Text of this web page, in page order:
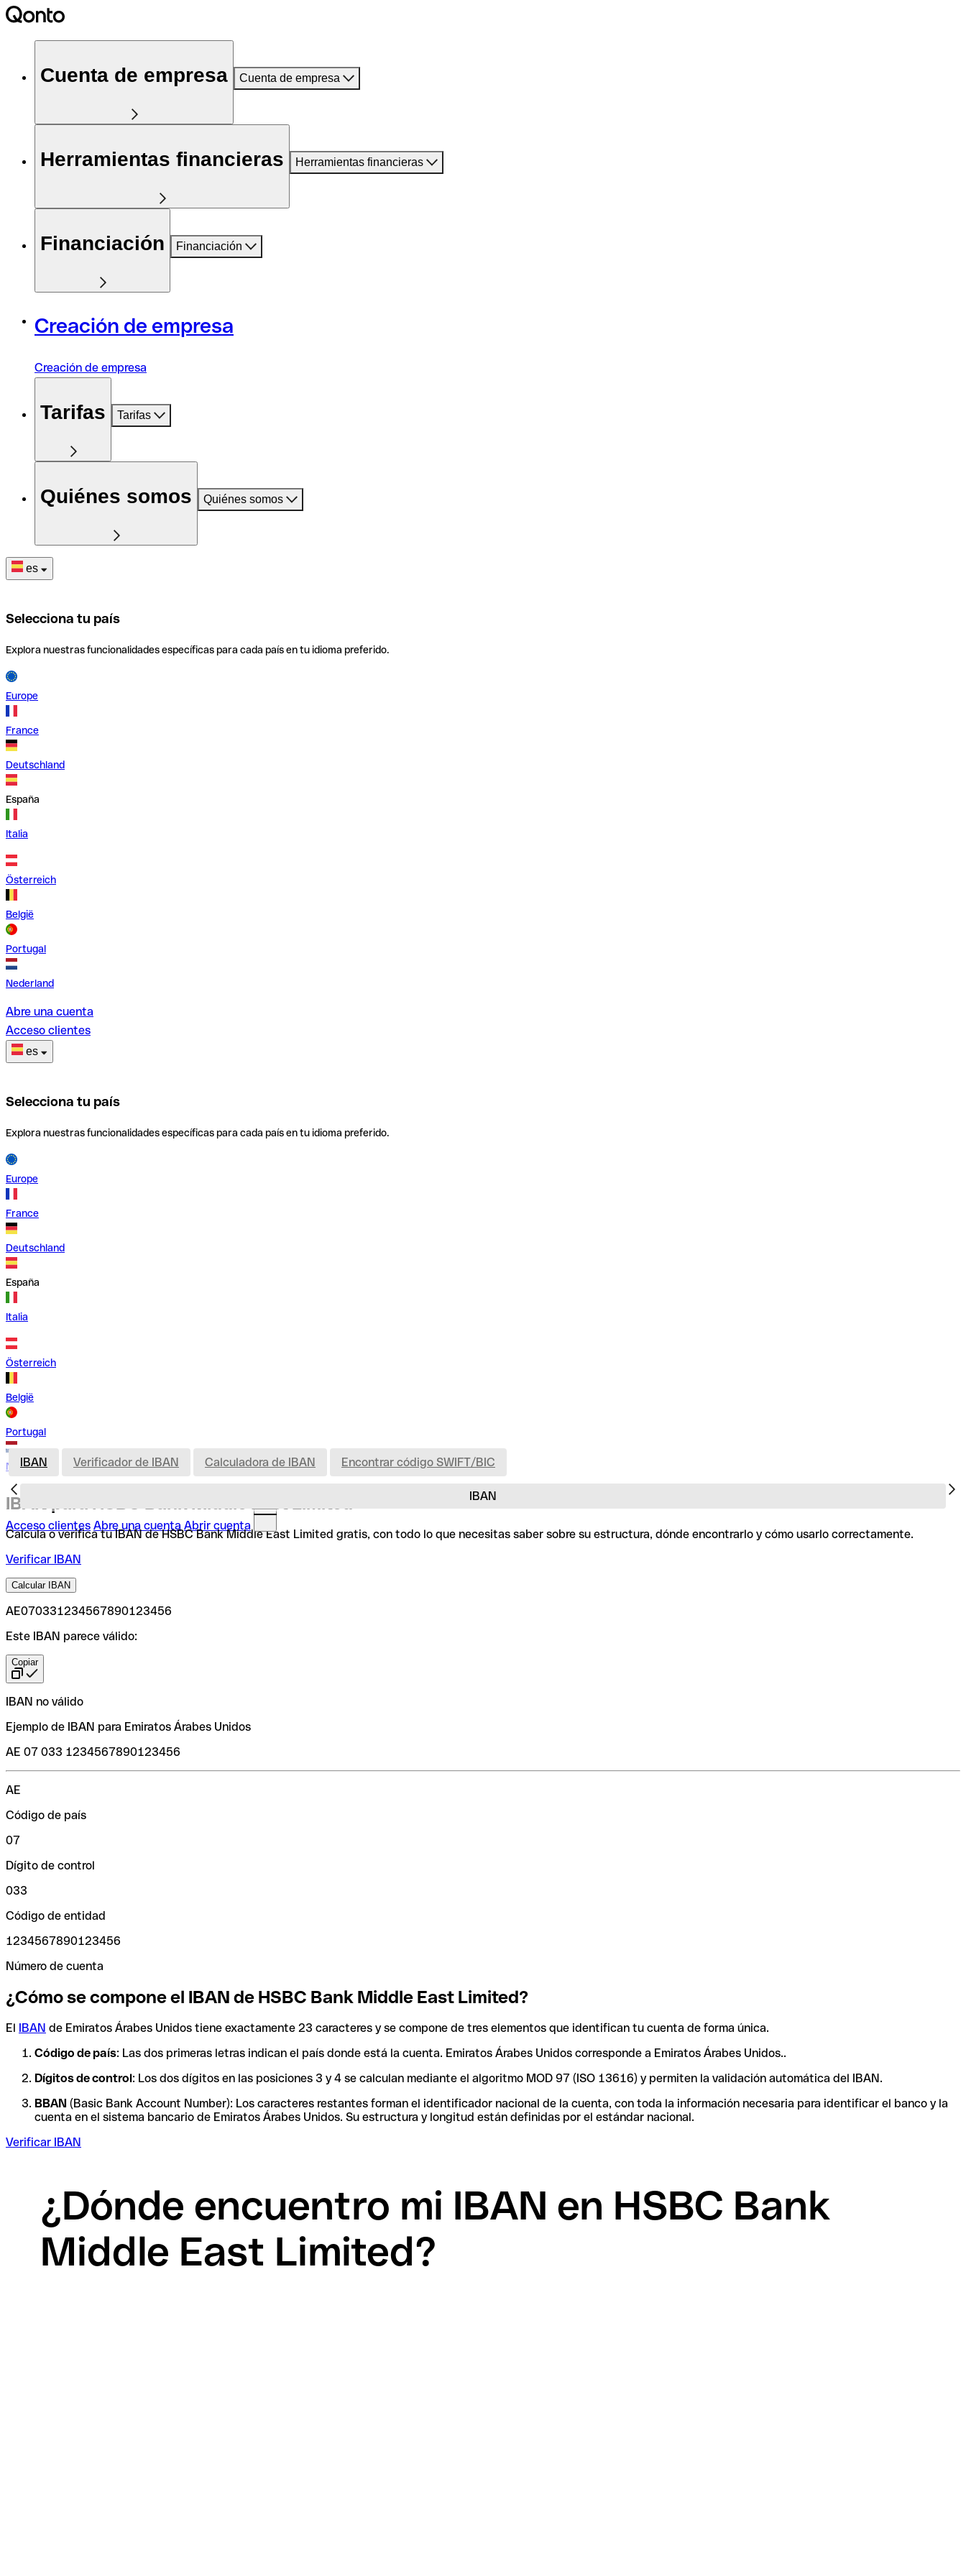
Cuenta de empresa Cuenta de empresa
Herramientas financieras Herramientas financieras
Financiación Financiación
Creación de empresa
Creación de empresa
Tarifas Tarifas
Quiénes somos Quiénes somos
es
Selecciona tu país
Explora nuestras funcionalidades específicas para cada país en tu idioma preferido.
Europe
France
Deutschland
España
Italia
Österreich
België
Portugal
Nederland
Abre una cuenta
Acceso clientes
es
Selecciona tu país
Explora nuestras funcionalidades específicas para cada país en tu idioma preferido.
Europe
France
Deutschland
España
Italia
Österreich
België
Portugal
Nederland
Acceso clientes Abre una cuenta Abrir cuenta
IBAN
IBAN Verificador de IBAN Calculadora de IBAN Encontrar código SWIFT/BIC
IBAN para HSBC Bank Middle East Limited
Calcula o verifica tu IBAN de HSBC Bank Middle East Limited gratis, con todo lo que necesitas saber sobre su estructura, dónde encontrarlo y cómo usarlo correctamente.
Verificar IBAN
Calcular IBAN
AE070331234567890123456
Este IBAN parece válido:
Copiar
IBAN no válido
Ejemplo de IBAN para Emiratos Árabes Unidos
AE 07 033 1234567890123456
AE
Código de país
07
Dígito de control
033
Código de entidad
1234567890123456
Número de cuenta
¿Cómo se compone el IBAN de HSBC Bank Middle East Limited?
El IBAN de Emiratos Árabes Unidos tiene exactamente 23 caracteres y se compone de tres elementos que identifican tu cuenta de forma única.
Código de país: Las dos primeras letras indican el país donde está la cuenta. Emiratos Árabes Unidos corresponde a Emiratos Árabes Unidos..
Dígitos de control: Los dos dígitos en las posiciones 3 y 4 se calculan mediante el algoritmo MOD 97 (ISO 13616) y permiten la validación automática del IBAN.
BBAN (Basic Bank Account Number): Los caracteres restantes forman el identificador nacional de la cuenta, con toda la información necesaria para identificar el banco y la
cuenta en el sistema bancario de Emiratos Árabes Unidos. Su estructura y longitud están definidas por el estándar nacional.
Verificar IBAN
¿Dónde encuentro mi IBAN en HSBC Bank
Middle East Limited?